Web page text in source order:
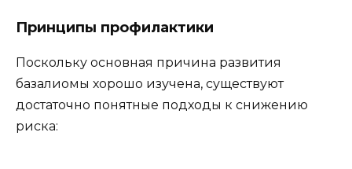
Принципы профилактики
Поскольку основная причина развития
базалиомы хорошо изучена, существуют
достаточно понятные подходы к снижению
риска: